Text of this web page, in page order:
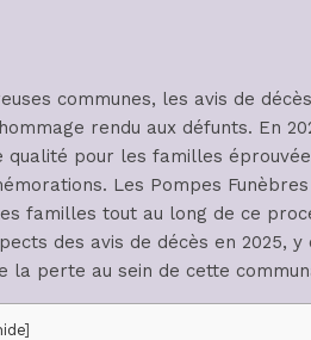
communes, les avis de
rendu aux défunts. En
qualité pour les familles
Les Pompes
familles tout au long de ce
des avis de décès en 2025, y
la perte au sein de cette
]